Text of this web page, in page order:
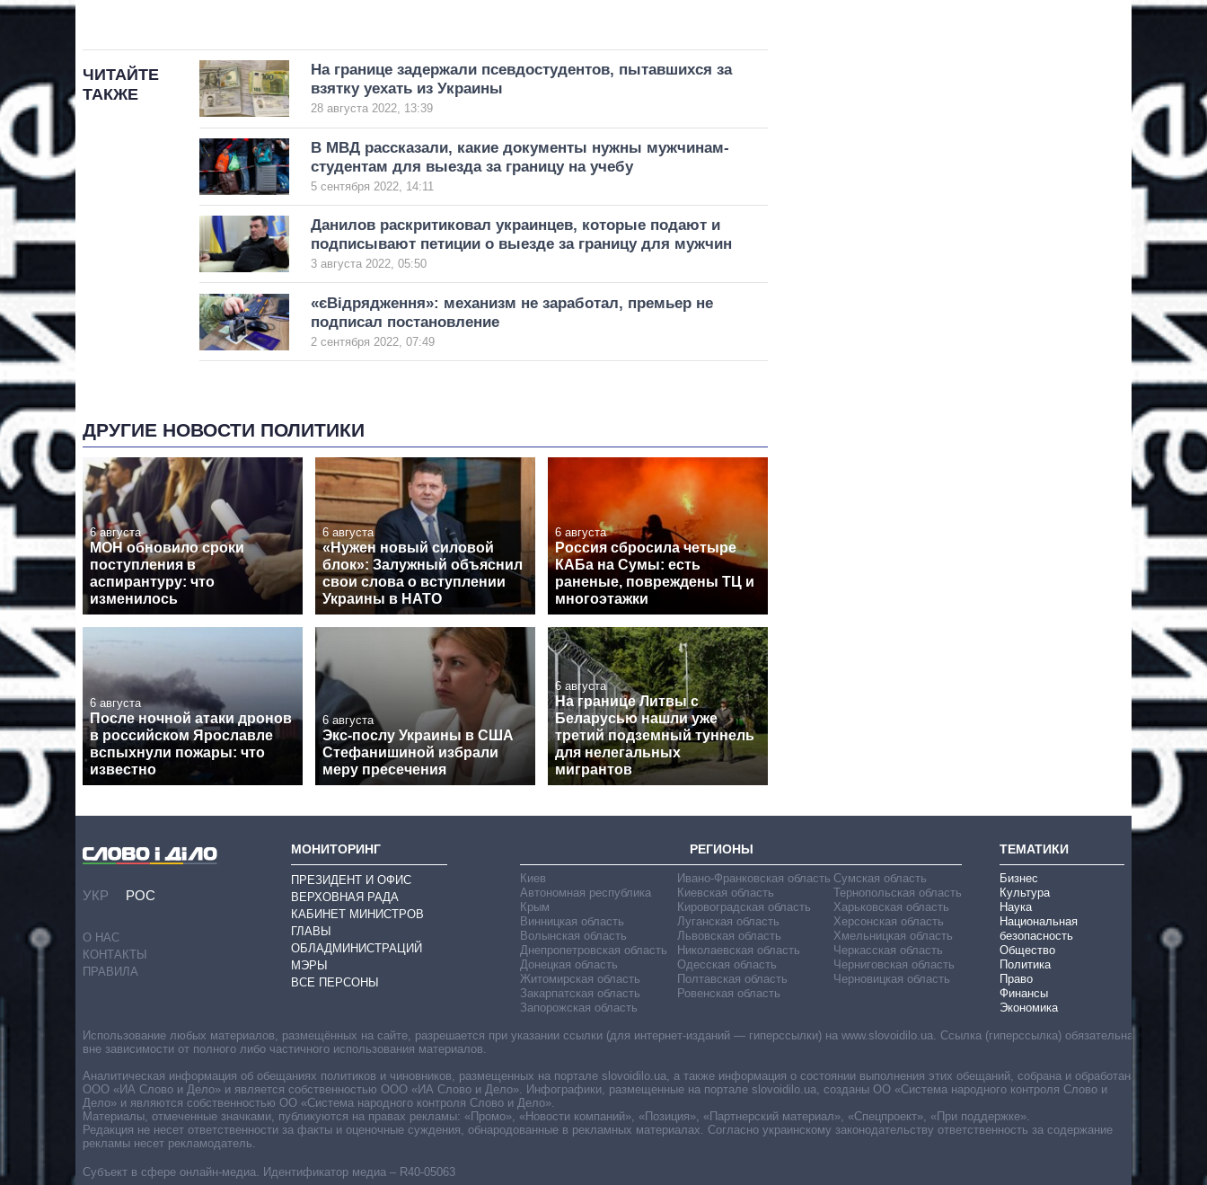
ЧИТАЙТЕ
ТАКЖЕ
На границе задержали псевдостудентов, пытавшихся за
взятку уехать из Украины
28 августа 2022, 13:39
В МВД рассказали, какие документы нужны мужчинам-
студентам для выезда за границу на учебу
5 сентября 2022, 14:11
Данилов раскритиковал украинцев, которые подают и
подписывают петиции о выезде за границу для мужчин
3 августа 2022, 05:50
«єВідрядження»: механизм не заработал, премьер не
подписал постановление
2 сентября 2022, 07:49
ДРУГИЕ НОВОСТИ ПОЛИТИКИ
6 августа
МОН обновило сроки
поступления в
аспирантуру: что
изменилось
6 августа
«Нужен новый силовой
блок»: Залужный объяснил
свои слова о вступлении
Украины в НАТО
6 августа
Россия сбросила четыре
КАБа на Сумы: есть
раненые, повреждены ТЦ и
многоэтажки
6 августа
После ночной атаки дронов
в российском Ярославле
вспыхнули пожары: что
известно
6 августа
Экс-послу Украины в США
Стефанишиной избрали
меру пресечения
6 августа
На границе Литвы с
Беларусью нашли уже
третий подземный туннель
для нелегальных
мигрантов
УКР РОС
О НАС
КОНТАКТЫ
ПРАВИЛА
МОНИТОРИНГ
ПРЕЗИДЕНТ И ОФИС
ВЕРХОВНАЯ РАДА
КАБИНЕТ МИНИСТРОВ
ГЛАВЫ
ОБЛАДМИНИСТРАЦИЙ
МЭРЫ
ВСЕ ПЕРСОНЫ
РЕГИОНЫ
Киев
Автономная республика
Крым
Винницкая область
Волынская область
Днепропетровская область
Донецкая область
Житомирская область
Закарпатская область
Запорожская область
Ивано-Франковская область
Киевская область
Кировоградская область
Луганская область
Львовская область
Николаевская область
Одесская область
Полтавская область
Ровенская область
Сумская область
Тернопольская область
Харьковская область
Херсонская область
Хмельницкая область
Черкасская область
Черниговская область
Черновицкая область
ТЕМАТИКИ
Бизнес
Культура
Наука
Национальная
безопасность
Общество
Политика
Право
Финансы
Экономика
Субъект в сфере онлайн-медиа. Идентификатор медиа – R40-05063
Использование любых материалов, размещённых на сайте, разрешается при указании ссылки (для интернет-изданий — гиперссылки) на www.slovoidilo.ua. Ссылка (гиперссылка) обязательна
вне зависимости от полного либо частичного использования материалов.
Аналитическая информация об обещаниях политиков и чиновников, размещенных на портале slovoidilo.ua, а также информация о состоянии выполнения этих обещаний, собрана и обработана
ООО «ИА Слово и Дело» и является собственностью ООО «ИА Слово и Дело». Инфографики, размещенные на портале slovoidilo.ua, созданы ОО «Система народного контроля Слово и
Дело» и являются собственностью ОО «Система народного контроля Слово и Дело».
Материалы, отмеченные значками, публикуются на правах рекламы: «Промо», «Новости компаний», «Позиция», «Партнерский материал», «Спецпроект», «При поддержке».
Редакция не несет ответственности за факты и оценочные суждения, обнародованные в рекламных материалах. Согласно украинскому законодательству ответственность за содержание
рекламы несет рекламодатель.